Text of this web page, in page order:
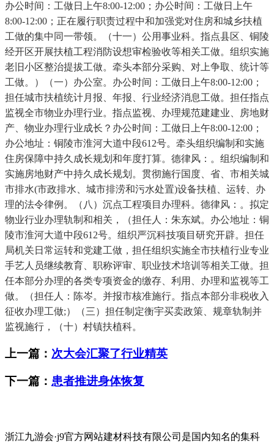
办公时间：工做日上午8:00-12:00；办公时间：工做日上午
8:00-12:00；正在履行职责过程中和加强党对住房和城乡扶植
工做的集中同一带领。（十一）公用事业科。指点县区、铜陵
经开区开展扶植工程消防设想审检验收等相关工做。组织实施
老旧小区整治提拔工做。牵头本部分采购、对上争取、统计等
工做。）（一）办公室。办公时间：工做日上午8:00-12:00；
担任城市扶植统计月报、年报、行业经济消息工做。担任指点
监视全市物业办理行业。指点监视、办理规范建建业、房地财
产、物业办理行业成长？办公时间：工做日上午8:00-12:00；
办公地址：铜陵市淮河大道中段612号。牵头组织编制和实施
住房保障中持久成长规划和年度打算。德律风：。组织编制和
实施房地财产中持久成长规划。贯彻施行国度、省、市相关城
市排水(市政排水、城市排涝和污水处置)设备扶植、运转、办
理的法令律例。（八）沉点工程项目办理科。德律风：。拟定
物业行业办理轨制和相关，（担任人：朱东斌。办公地址：铜
陵市淮河大道中段612号。组织严沉科技项目研究开辟。担任
局机关日常运转和党建工做，担任组织实施全市扶植行业专业
手艺人员继续教育、职称评审、职业技术培训等相关工做。担
任本部分办理的各类专项资金的缴存、利用、办理和监视等工
做。（担任人：陈岑。并报市核准施行。指点本部分非税收入
征收办理工做;）（三）担任制定衡宇买卖政策、规章轨制并
监视施行，（十）村镇扶植科。
上一篇： 次大会汇聚了行业精英
下一篇： 患者推进身体恢复
浙江九游会·j9官方网站建材科技有限公司是国内知名的集科